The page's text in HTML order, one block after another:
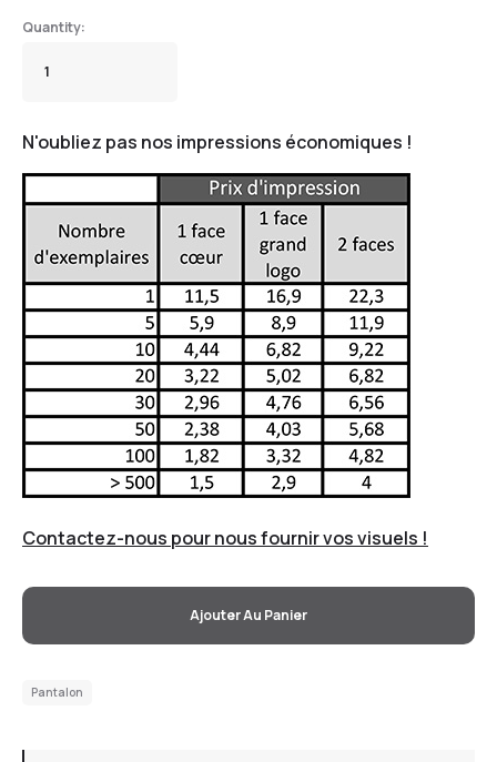
N'oubliez pas nos impressions économiques !
Contactez-nous pour nous fournir vos visuels !
Ajouter Au Panier
Pantalon